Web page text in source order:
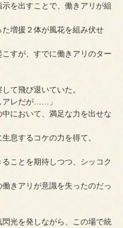
を出すことで、働きアリが組
増援２体が風花を組み伏せ
すが、すでに働きアリのター
て飛び退いていた。
アレだが……」
において、満足な力を出せな
息するコケの力を得て。
ことを期待しつつ、シッコク
きアリが意識を失ったのだっ
光を発しながら、この場で統